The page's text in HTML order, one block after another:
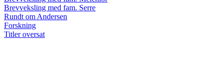
Brevveksling med fam. Serre
Rundt om Andersen
Forskning
Titler oversat